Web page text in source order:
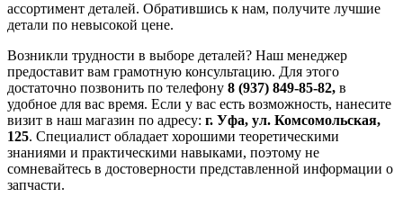
ассортимент деталей. Обратившись к нам, получите лучшие
детали по невысокой цене.
Возникли трудности в выборе деталей? Наш менеджер
предоставит вам грамотную консультацию. Для этого
достаточно позвонить по телефону 8 (937) 849-85-82, в
удобное для вас время. Если у вас есть возможность, нанесите
визит в наш магазин по адресу: г. Уфа, ул. Комсомольская,
125. Специалист обладает хорошими теоретическими
знаниями и практическими навыками, поэтому не
сомневайтесь в достоверности представленной информации о
запчасти.